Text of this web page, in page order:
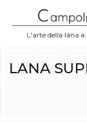
L'arte della lana a
LANA